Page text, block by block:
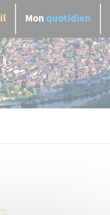
Monquotidien